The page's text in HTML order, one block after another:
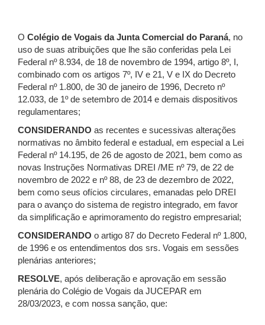
O Colégio de Vogais da Junta Comercial do Paraná, no
uso de suas atribuições que lhe são conferidas pela Lei
Federal nº 8.934, de 18 de novembro de 1994, artigo 8º, I,
combinado com os artigos 7º, IV e 21, V e IX do Decreto
Federal nº 1.800, de 30 de janeiro de 1996, Decreto nº
12.033, de 1º de setembro de 2014 e demais dispositivos
regulamentares;
CONSIDERANDO as recentes e sucessivas alterações
normativas no âmbito federal e estadual, em especial a Lei
Federal nº 14.195, de 26 de agosto de 2021, bem como as
novas Instruções Normativas DREI /ME nº 79, de 22 de
novembro de 2022 e nº 88, de 23 de dezembro de 2022,
bem como seus ofícios circulares, emanadas pelo DREI
para o avanço do sistema de registro integrado, em favor
da simplificação e aprimoramento do registro empresarial;
CONSIDERANDO o artigo 87 do Decreto Federal nº 1.800,
de 1996 e os entendimentos dos srs. Vogais em sessões
plenárias anteriores;
RESOLVE, após deliberação e aprovação em sessão
plenária do Colégio de Vogais da JUCEPAR em
28/03/2023, e com nossa sanção, que: